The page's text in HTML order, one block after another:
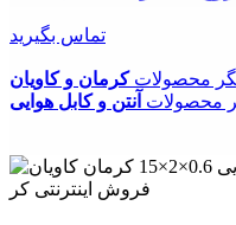
تماس بگیرید
محصولاتکرمان و کاویان
محصولات آنتن و کابل هوایی